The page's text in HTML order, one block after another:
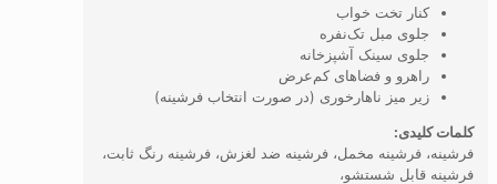
کنار تخت خواب
جلوی مبل تک‌نفره
جلوی سینک آشپزخانه
راهرو و فضاهای کم‌عرض
زیر میز ناهارخوری (در صورت انتخاب فرشینه)
کلمات کلیدی:
فرشینه، فرشینه مخمل، فرشینه ضد لغزش، فرشینه رنگ ثابت،
فرشینه قابل شستشو،